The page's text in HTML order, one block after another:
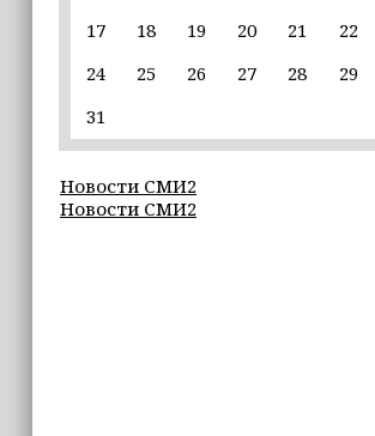
09:27
для настольного тенниса
09:26
БПЛА
17
18 19 20 21 22
24
25 26 27 28 29
31
Новости СМИ2
Новости СМИ2